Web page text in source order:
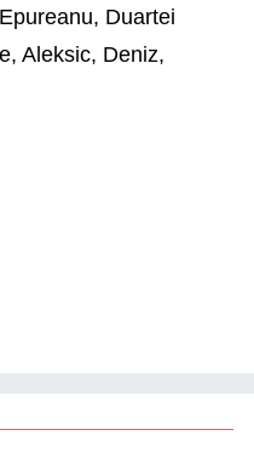
Duartei
Aleksic, Deniz,